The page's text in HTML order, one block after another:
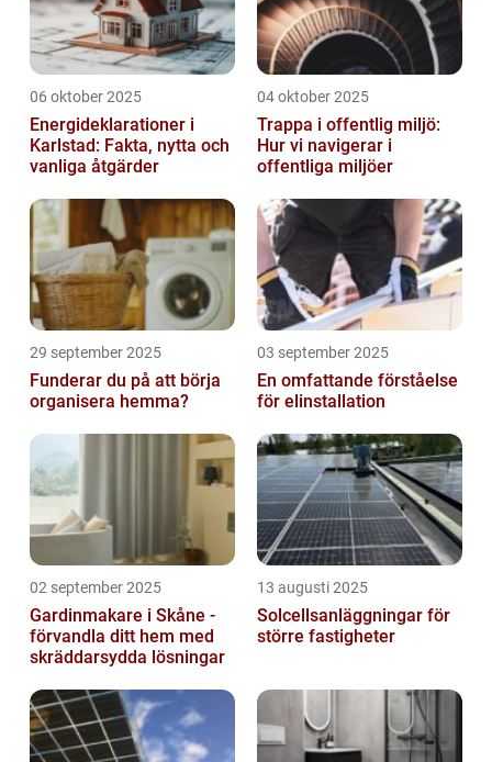
06 oktober 2025
Energideklarationer i
Karlstad: Fakta, nytta och
vanliga åtgärder
04 oktober 2025
Trappa i offentlig miljö:
Hur vi navigerar i
offentliga miljöer
29 september 2025
Funderar du på att börja
organisera hemma?
03 september 2025
En omfattande förståelse
för elinstallation
02 september 2025
Gardinmakare i Skåne -
förvandla ditt hem med
skräddarsydda lösningar
13 augusti 2025
Solcellsanläggningar för
större fastigheter